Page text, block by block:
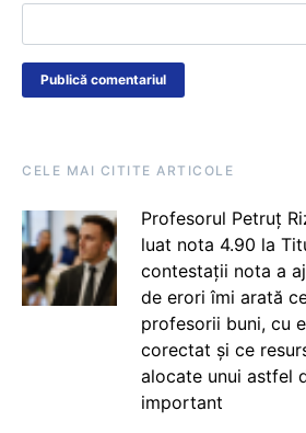
CELE MAI CITITE ARTICOLE
Profesorul Petruț
luat nota 4.90 la
contestații nota a
de erori îmi arată
profesorii buni, cu
corectat și ce
alocate unui astfel
important